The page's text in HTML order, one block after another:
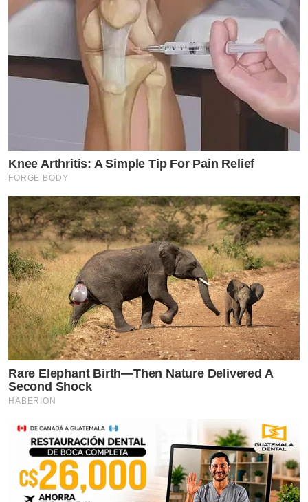
นอกจากเสียงร้องจากนักแสดงนำทั้งสองคนแล้ว ใน
อัลบั้ม Wicked: The Soundtrack ยังเต็มไปด้วยเพลงที่ร้อง
โดยนักแสดงในเรื่อง ทั้ง Michelle Yeoh นักแสดงเจ้าของ
รางวัลออสการ์ ผู้รับบทเป็นอาจารย์ใหญ่ประจำมหาวิทยา
ลัยชิซ, Jonathan Bailey ผู้รับบทเป็น ฟิเยโร, Jeff
Goldblum ไอคอนแห่งป็อปคัลเจอร์ ผู้รับบทเป็นพ่อมดแห่
งออซ และนักแสดงชั้นนำอีกมากมาย ทำให้อัลบั้ม Wicked:
The Soundtrack ขึ้นแท่นว่าที่เพลงประกอบภาพยนตร์ที่ได้
เข้าชิงออสการ์ปีหน้าอย่างแน่นอน
Knee Arthritis: A Simple Tip For Pain Relief
FORGE BODY
Rare Elephant Birth—Then Nature Delivered A
Second Shock
HABERION